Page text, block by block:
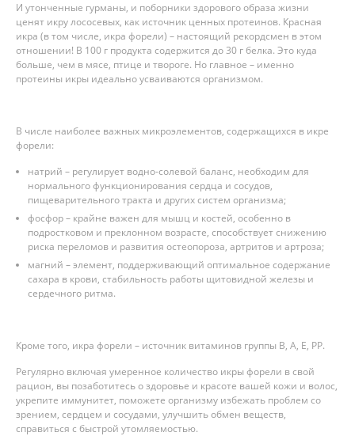
И утонченные гурманы, и поборники здорового образа жизни
ценят икру лососевых, как источник ценных протеинов. Красная
икра (в том числе, икра форели) – настоящий рекордсмен в этом
отношении! В 100 г продукта содержится до 30 г белка. Это куда
больше, чем в мясе, птице и твороге. Но главное – именно
протеины икры идеально усваиваются организмом.
В числе наиболее важных микроэлементов, содержащихся в икре
форели:
натрий – регулирует водно-солевой баланс, необходим для
нормального функционирования сердца и сосудов,
пищеварительного тракта и других систем организма;
фосфор – крайне важен для мышц и костей, особенно в
подростковом и преклонном возрасте, способствует снижению
риска переломов и развития остеопороза, артритов и артроза;
магний – элемент, поддерживающий оптимальное содержание
сахара в крови, стабильность работы щитовидной железы и
сердечного ритма.
Кроме того, икра форели – источник витаминов группы B, A, E, PP.
Регулярно включая умеренное количество икры форели в свой
рацион, вы позаботитесь о здоровье и красоте вашей кожи и волос,
укрепите иммунитет, поможете организму избежать проблем со
зрением, сердцем и сосудами, улучшить обмен веществ,
справиться с быстрой утомляемостью.